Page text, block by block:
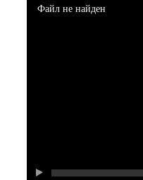
Файл не найден